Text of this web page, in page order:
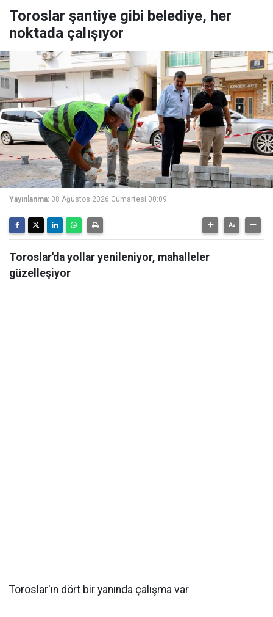
Toroslar şantiye gibi belediye, her
noktada çalışıyor
Yayınlanma: 08 Ağustos 2026 Cumartesi 00:09
Toroslar'da yollar yenileniyor, mahalleler
güzelleşiyor
Toroslar'ın dört bir yanında çalışma var